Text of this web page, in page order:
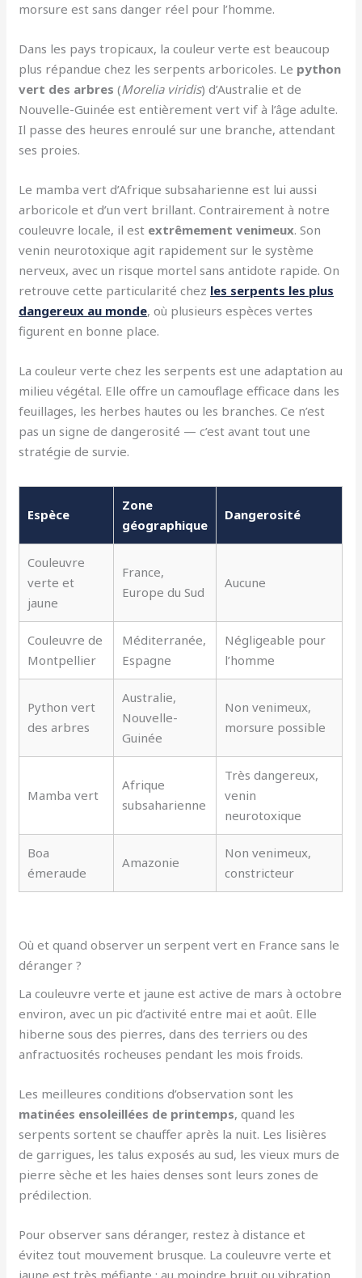
morsure est sans danger réel pour l’homme.
Dans les pays tropicaux, la couleur verte est beaucoup
plus répandue chez les serpents arboricoles. Le python
vert des arbres (Morelia viridis) d’Australie et de
Nouvelle-Guinée est entièrement vert vif à l’âge adulte.
Il passe des heures enroulé sur une branche, attendant
ses proies.
Le mamba vert d’Afrique subsaharienne est lui aussi
arboricole et d’un vert brillant. Contrairement à notre
couleuvre locale, il est extrêmement venimeux. Son
venin neurotoxique agit rapidement sur le système
nerveux, avec un risque mortel sans antidote rapide. On
retrouve cette particularité chez les serpents les plus
dangereux au monde, où plusieurs espèces vertes
figurent en bonne place.
La couleur verte chez les serpents est une adaptation au
milieu végétal. Elle offre un camouflage efficace dans les
feuillages, les herbes hautes ou les branches. Ce n’est
pas un signe de dangerosité — c’est avant tout une
stratégie de survie.
Espèce
Zone
géographique
Dangerosité
Couleuvre
verte et
jaune
France,
Europe du Sud
Aucune
Couleuvre de
Montpellier
Méditerranée,
Espagne
Négligeable pour
l’homme
Python vert
des arbres
Australie,
Nouvelle-
Guinée
Non venimeux,
morsure possible
Mamba vert
Afrique
subsaharienne
Très dangereux,
venin
neurotoxique
Boa
émeraude
Amazonie
Non venimeux,
constricteur
Où et quand observer un serpent vert en France sans le
déranger ?
La couleuvre verte et jaune est active de mars à octobre
environ, avec un pic d’activité entre mai et août. Elle
hiberne sous des pierres, dans des terriers ou des
anfractuosités rocheuses pendant les mois froids.
Les meilleures conditions d’observation sont les
matinées ensoleillées de printemps, quand les
serpents sortent se chauffer après la nuit. Les lisières
de garrigues, les talus exposés au sud, les vieux murs de
pierre sèche et les haies denses sont leurs zones de
prédilection.
Pour observer sans déranger, restez à distance et
évitez tout mouvement brusque. La couleuvre verte et